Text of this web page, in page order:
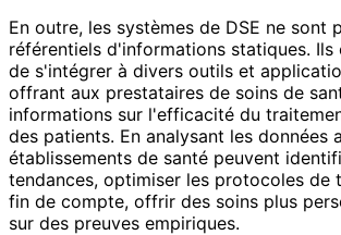
En outre, les systèmes de DSE ne sont
référentiels d'informations statiques.
de s'intégrer à divers outils et
offrant aux prestataires de soins de
informations sur l'efficacité du
des patients. En analysant les données
établissements de santé peuvent
tendances, optimiser les protocoles de
fin de compte, offrir des soins plus
sur des preuves empiriques.